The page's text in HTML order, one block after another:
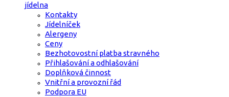
jídelna
Kontakty
Jídelníček
Alergeny
Ceny
Bezhotovostní platba stravného
Přihlašování a odhlašování
Doplňková činnost
Vnitřní a provozní řád
Podpora EU